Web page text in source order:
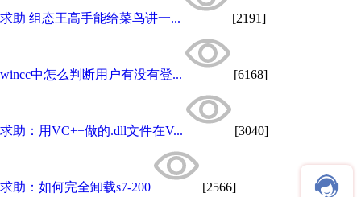
求助 组态王高手能给菜鸟讲一... [2191]
wincc中怎么判断用户有没有登... [6168]
求助：用VC++做的.dll文件在V... [3040]
求助：如何完全卸载s7-200 [2566]